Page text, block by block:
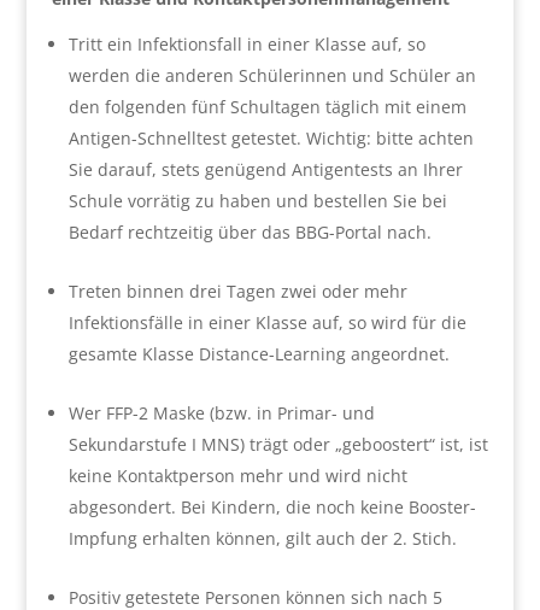
Tritt ein Infektionsfall in einer Klasse auf, so
werden die anderen Schülerinnen und Schüler an
den folgenden fünf Schultagen täglich mit einem
Antigen-Schnelltest getestet. Wichtig: bitte achten
Sie darauf, stets genügend Antigentests an Ihrer
Schule vorrätig zu haben und bestellen Sie bei
Bedarf rechtzeitig über das BBG-Portal nach.
Treten binnen drei Tagen zwei oder mehr
Infektionsfälle in einer Klasse auf, so wird für die
gesamte Klasse Distance-Learning angeordnet.
Wer FFP-2 Maske (bzw. in Primar- und
Sekundarstufe I MNS) trägt oder „geboostert“ ist, ist
keine Kontaktperson mehr und wird nicht
abgesondert. Bei Kindern, die noch keine Booster-
Impfung erhalten können, gilt auch der 2. Stich.
Positiv getestete Personen können sich nach 5